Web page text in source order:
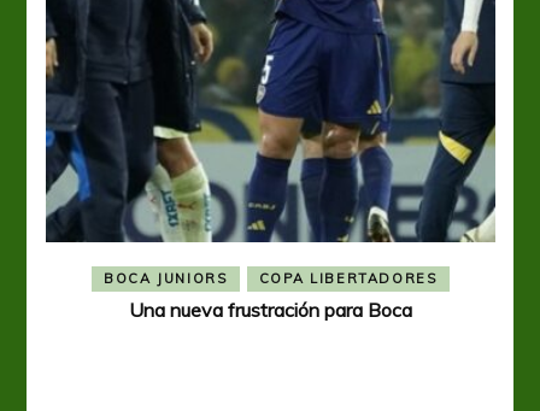
BOCA JUNIORS COPA LIBERTADORES
Una nueva frustración para Boca